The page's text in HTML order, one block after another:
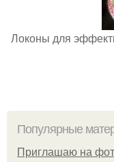
Локоны для
Популярные
Приглашаю на